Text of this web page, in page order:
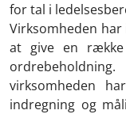
for tal i
Virksomheden
at give en række
virksomheden
indregning og